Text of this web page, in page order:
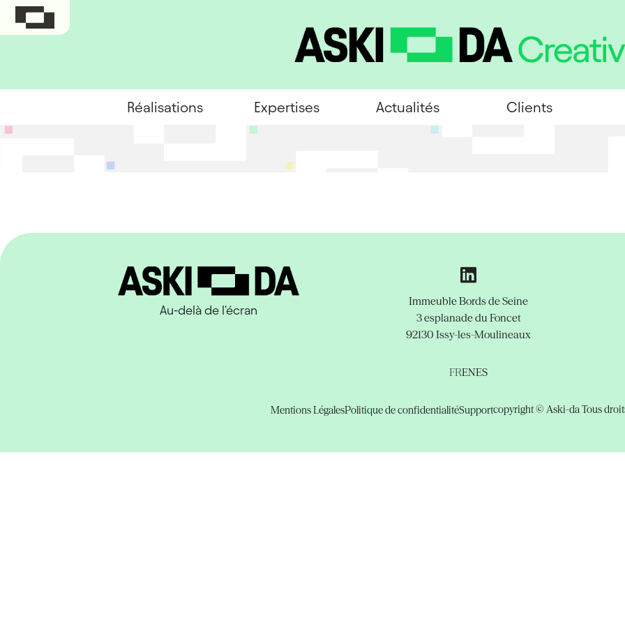
Réalisations Expertises Actualités Clients
Au-delà de l'écran
Immeuble Bords de Seine
3 esplanade du Foncet
92130 Issy-les-Moulineaux
FRENES
Mentions LégalesPolitique de confidentialitéSupportcopyright © Aski-da Tous